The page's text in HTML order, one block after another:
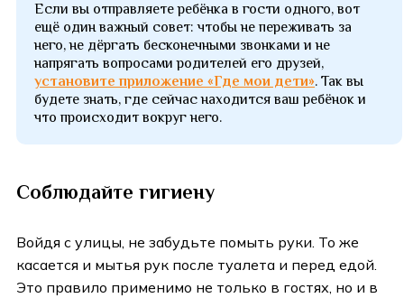
Если вы отправляете ребёнка в гости одного, вот
ещё один важный совет: чтобы не переживать за
него, не дёргать бесконечными звонками и не
напрягать вопросами родителей его друзей,
установите приложение «Где мои дети». Так вы
будете знать, где сейчас находится ваш ребёнок и
что происходит вокруг него.
Соблюдайте гигиену
Войдя с улицы, не забудьте помыть руки. То же
касается и мытья рук после туалета и перед едой.
Это правило применимо не только в гостях, но и в